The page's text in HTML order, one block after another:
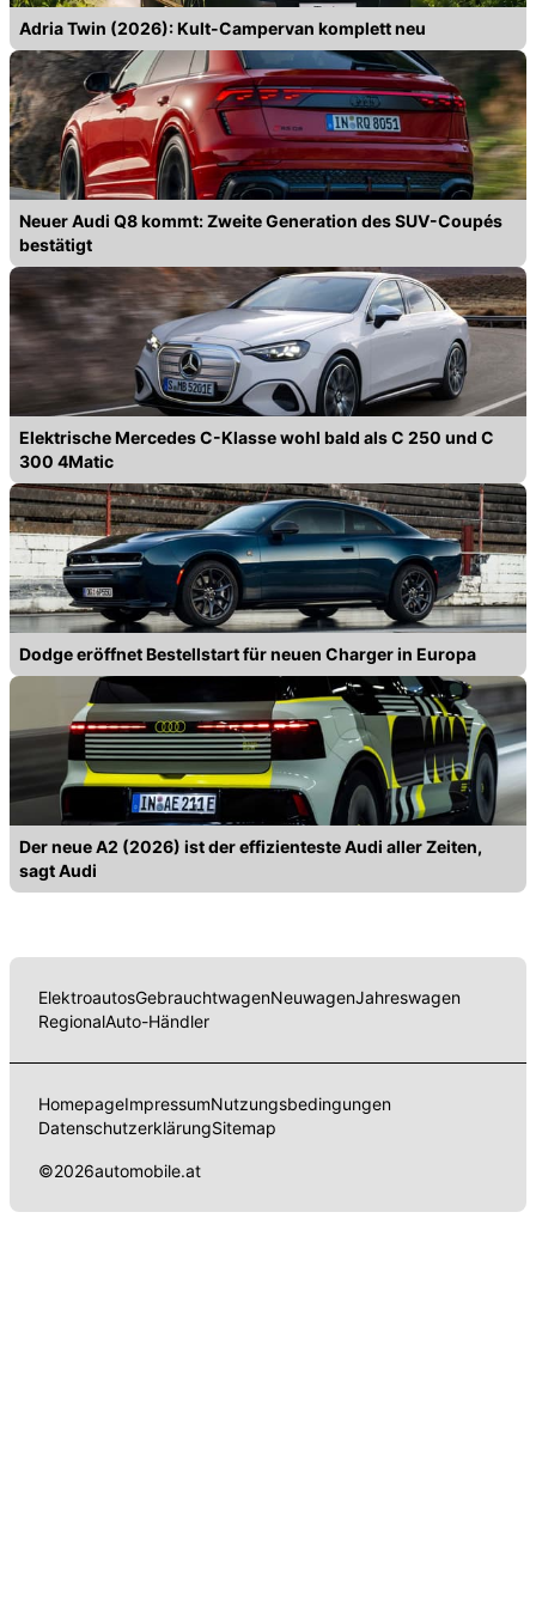
Adria Twin (2026): Kult-Campervan komplett neu
Neuer Audi Q8 kommt: Zweite Generation des SUV-Coupés
bestätigt
Elektrische Mercedes C-Klasse wohl bald als C 250 und C
300 4Matic
Dodge eröffnet Bestellstart für neuen Charger in Europa
Der neue A2 (2026) ist der effizienteste Audi aller Zeiten,
sagt Audi
ElektroautosGebrauchtwagenNeuwagenJahreswagen
RegionalAuto-Händler
HomepageImpressumNutzungsbedingungen
DatenschutzerklärungSitemap
©2026automobile.at